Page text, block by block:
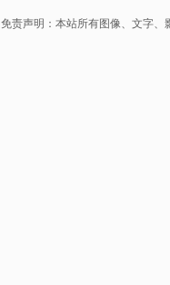
免责声明：本站所有图像、文字